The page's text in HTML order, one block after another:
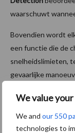
We value
We and our 550
technologies to
waarschuwt
Bovendien wordt
een functie die de
snelheidslimieten,
gevaarlijke
positionering van